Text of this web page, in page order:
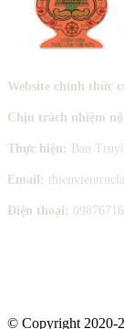
Website chính thức
Chịu trách nhiệm
Thực hiện: Ban
Email:
Điện thoại:
© Copyright 2020-